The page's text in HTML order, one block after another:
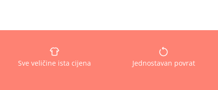
Sve veličine ista cijena Jednostavan povrat